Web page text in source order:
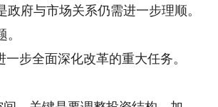
府与市场关系仍需进一步理顺。
步全面深化改革的重大任务。